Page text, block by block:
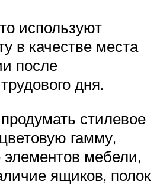
используют
в качестве места
после
дня.
стилевое
гамму,
мебели,
ящиков, полок